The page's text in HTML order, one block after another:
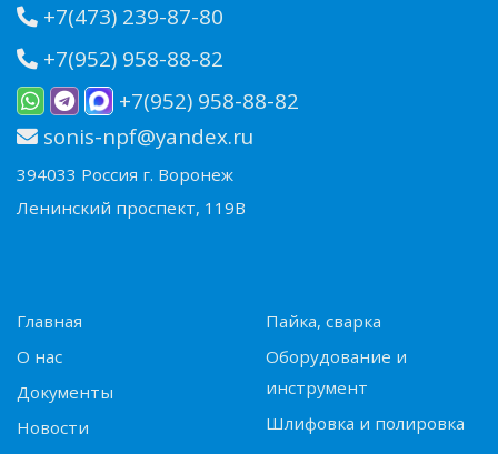
+7(473) 239-87-80
+7(952) 958-88-82
+7(952) 958-88-82
sonis-npf@yandex.ru
394033 Россия г. Воронеж
Ленинский проспект, 119В
Главная
О нас
Документы
Новости
Пайка, сварка
Оборудование и
инструмент
Шлифовка и полировка